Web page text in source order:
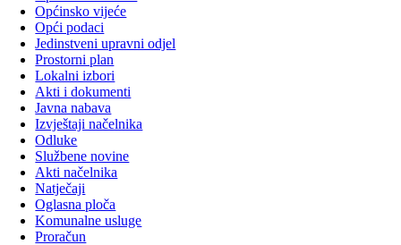
Općinsko vijeće
Opći podaci
Jedinstveni upravni odjel
Prostorni plan
Lokalni izbori
Akti i dokumenti
Javna nabava
Izvještaji načelnika
Odluke
Službene novine
Akti načelnika
Natječaji
Oglasna ploča
Komunalne usluge
Proračun